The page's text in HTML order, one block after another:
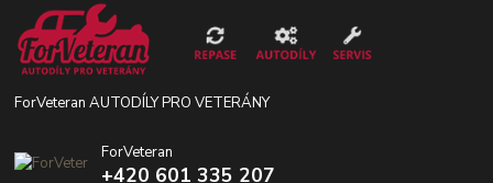
ForVeteran AUTODÍLY PRO VETERÁNY
ForVeteran
+420 601 335 207